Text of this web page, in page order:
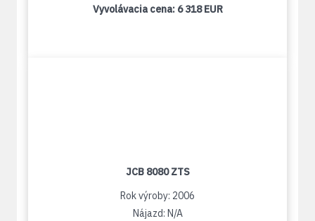
Vyvolávacia cena: 6 318 EUR
JCB 8080 ZTS
Rok výroby: 2006
Nájazd: N/A